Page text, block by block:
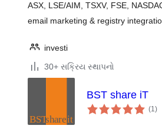
ASX, LSE/AIM, TSXV, FSE,
email marketing & registry
investi
30+ સક્રિય સ્થાપનો
BST share iT
(1કુલ
)